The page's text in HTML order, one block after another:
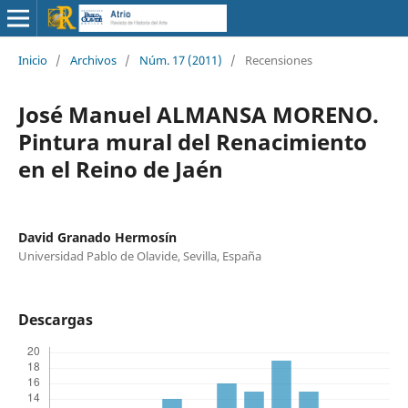
Inicio / Archivos / Núm. 17 (2011) / Recensiones
José Manuel ALMANSA MORENO.
Pintura mural del Renacimiento
en el Reino de Jaén
David Granado Hermosín
Universidad Pablo de Olavide, Sevilla, España
Descargas